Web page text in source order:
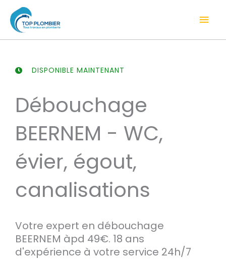
contenu
DISPONIBLE MAINTENANT
Débouchage
BEERNEM - WC,
évier, égout,
canalisations
Votre expert en débouchage
BEERNEM àpd 49€. 18 ans
d'expérience à votre service 24h/7